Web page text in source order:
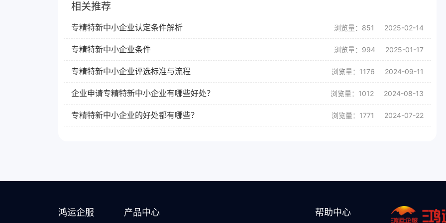
相关推荐
专精特新中小企业认定条件解析 浏览量：851 2025-02-14
专精特新中小企业条件 浏览量：994 2025-01-17
专精特新中小企业评选标准与流程 浏览量：1176 2024-09-11
企业申请专精特新中小企业有哪些好处？ 浏览量：1012 2024-08-13
专精特新中小企业的好处都有哪些？ 浏览量：1771 2024-07-22
鸿运企服 产品中心 帮助中心